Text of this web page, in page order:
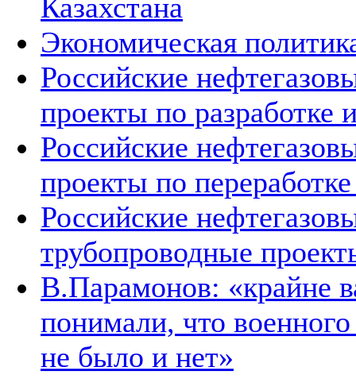
Казахстана
Экономическая
Российские
проекты по
Российские
проекты по
Российские
трубопроводные
В.Парамонов: «крайне
понимали, что
не было и нет»